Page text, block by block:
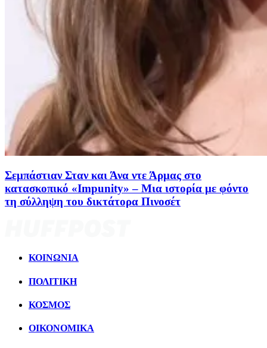
Σεμπάστιαν Σταν και Άνα ντε Άρμας στο
κατασκοπικό «Impunity» – Μια ιστορία με φόντο
τη σύλληψη του δικτάτορα Πινοσέτ
ΚΟΙΝΩΝΙΑ
ΠΟΛΙΤΙΚΗ
ΚΟΣΜΟΣ
ΟΙΚΟΝΟΜΙΚΑ